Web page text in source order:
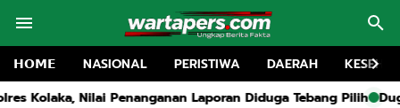
𝗛𝗢𝗠𝗘 NASIONAL PERISTIWA DAERAH
Diduga Tebang Pilih Dugaan Pungutan Liar Dana